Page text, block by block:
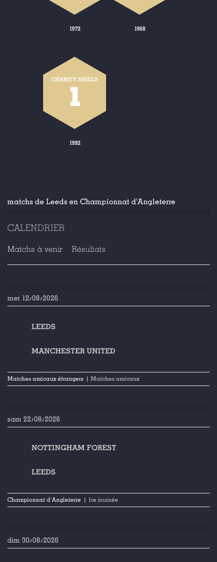
1972 1968
CHARITY SHIELD
1
1992
matchs de Leeds en Championnat d'Angleterre
CALENDRIER
Matchs à venir Résultats
mer 12/08/2026
LEEDS
MANCHESTER UNITED
Matches amicaux étrangers | Matches amicaux
sam 22/08/2026
NOTTINGHAM FOREST
LEEDS
Championnat d'Angleterre | 1re journée
dim 30/08/2026